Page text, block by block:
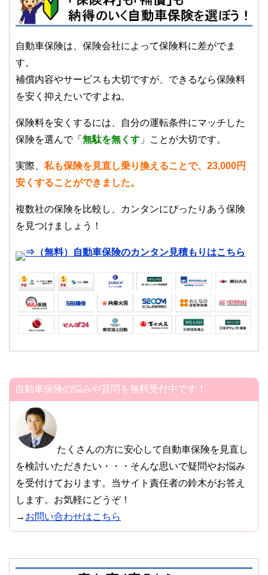
自動車保険は、保険会社によって保険料に差がでま
す。
補償内容やサービスも大切ですが、できるなら保険料
を安く抑えたいですよね。
保険料を安くするには、自分の運転条件にマッチした
保険を選んで「 無駄を無くす 」ことが大切です。
実際、 私も保険を見直し乗り換えることで、23,000円
安くすることができました。
複数社の保険を比較し、カンタンにぴったりあう保険
を見つけましょう！
⇒（無料）自動車保険のカンタン見積もりはこちら
自動車保険の悩みや質問を無料受付中です！
たくさんの方に安心して自動車保険を見直し
を検討いただきたい・・・そんな思いで疑問やお悩み
を受付けております。当サイト責任者の鈴木がお答え
します。お気軽にどうぞ！
→ お問い合わせはこちら